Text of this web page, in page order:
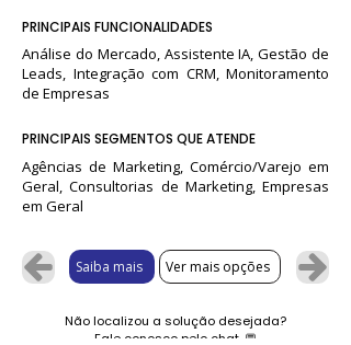
PRINCIPAIS FUNCIONALIDADES
Análise do Mercado, Assistente IA, Gestão de
Leads, Integração com CRM, Monitoramento
de Empresas
PRINCIPAIS SEGMENTOS QUE ATENDE
Agências de Marketing, Comércio/Varejo em
Geral, Consultorias de Marketing, Empresas
em Geral
Saiba mais Ver mais opções
Não localizou a solução desejada?
Fale conosco pelo chat. 💬